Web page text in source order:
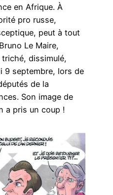
en Afrique. À
pro russe,
peut à tout
Le Maire,
triché, dissimulé,
9 septembre, lors de
de la
Son image de
a pris un coup !